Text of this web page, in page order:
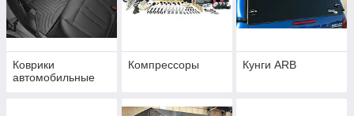
Коврики
автомобильные
Компрессоры Кунги ARB